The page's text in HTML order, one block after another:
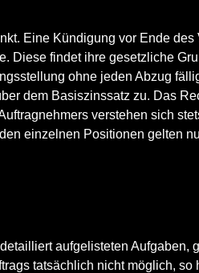
Eine Kündigung vor Ende
Diese findet ihre gesetzliche
ohne jeden Abzug
dem Basiszinssatz zu. Das
verstehen sich
einzelnen Positionen gelten
aufgelisteten Aufgaben,
tatsächlich nicht möglich, so